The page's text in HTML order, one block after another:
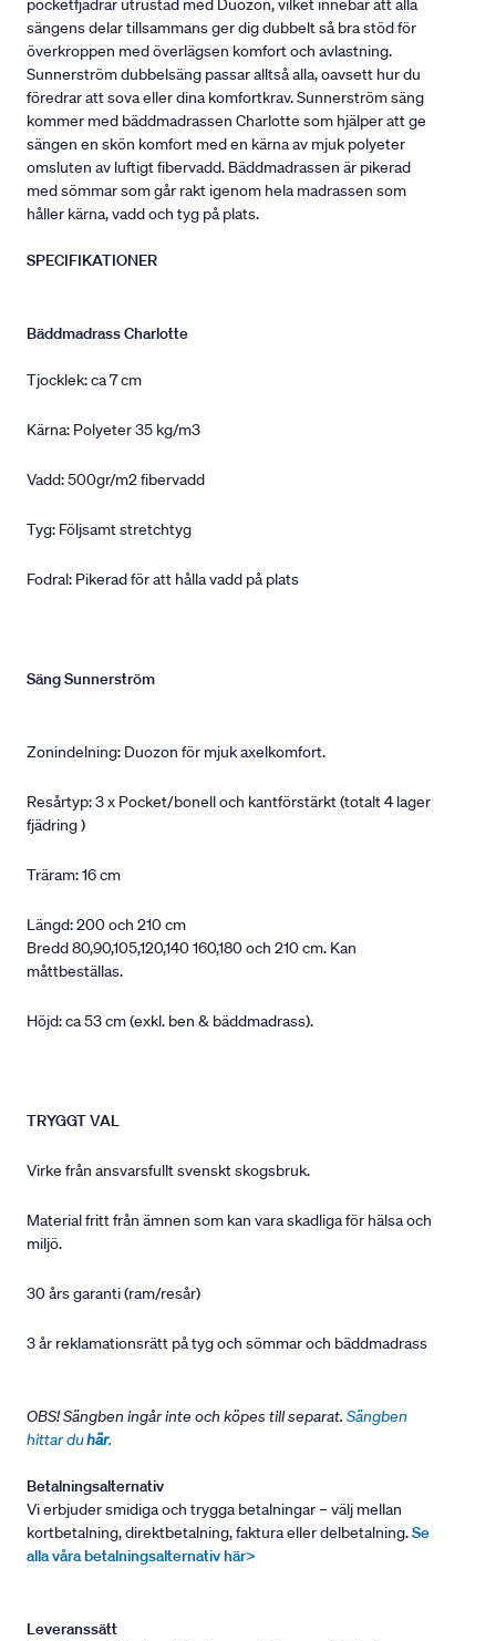
pocketfjädrar utrustad med Duozon, vilket innebär att alla
sängens delar tillsammans ger dig dubbelt så bra stöd för
överkroppen med överlägsen komfort och avlastning.
Sunnerström dubbelsäng passar alltså alla, oavsett hur du
föredrar att sova eller dina komfortkrav. Sunnerström säng
kommer med bäddmadrassen Charlotte som hjälper att ge
sängen en skön komfort med en kärna av mjuk polyeter
omsluten av luftigt fibervadd. Bäddmadrassen är pikerad
med sömmar som går rakt igenom hela madrassen som
håller kärna, vadd och tyg på plats.
SPECIFIKATIONER
Bäddmadrass Charlotte
Tjocklek: ca 7 cm
Kärna: Polyeter 35 kg/m3
Vadd: 500gr/m2 fibervadd
Tyg: Följsamt stretchtyg
Fodral: Pikerad för att hålla vadd på plats
Säng Sunnerström
Zonindelning: Duozon för mjuk axelkomfort.
Resårtyp: 3 x Pocket/bonell och kantförstärkt (totalt 4 lager
fjädring )
Träram: 16 cm
Längd: 200 och 210 cm
Bredd 80,90,105,120,140 160,180 och 210 cm. Kan
måttbeställas.
Höjd: ca 53 cm (exkl. ben & bäddmadrass).
TRYGGT VAL
Virke från ansvarsfullt svenskt skogsbruk.
Material fritt från ämnen som kan vara skadliga för hälsa och
miljö.
30 års garanti (ram/resår)
3 år reklamationsrätt på tyg och sömmar och bäddmadrass
OBS! Sängben ingår inte och köpes till separat. Sängben
hittar duhär.
Betalningsalternativ
Vi erbjuder smidiga och trygga betalningar – välj mellan
kortbetalning, direktbetalning, faktura eller delbetalning.Se
alla våra betalningsalternativ här>
Leveranssätt